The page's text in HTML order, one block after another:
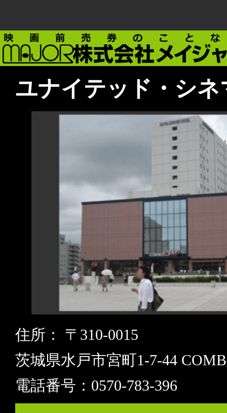
ユナイテッド・シネ
住所： 〒310-0015
茨城県水戸市宮町1-7-44
電話番号：0570-783-396